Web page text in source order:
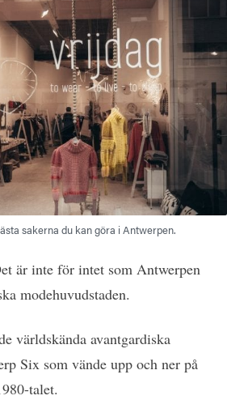
sakerna du kan göra i Antwerpen.
är inte för intet som Antwerpen
modehuvudstaden.
världskända avantgardiska
Six som vände upp och ner på
talet.